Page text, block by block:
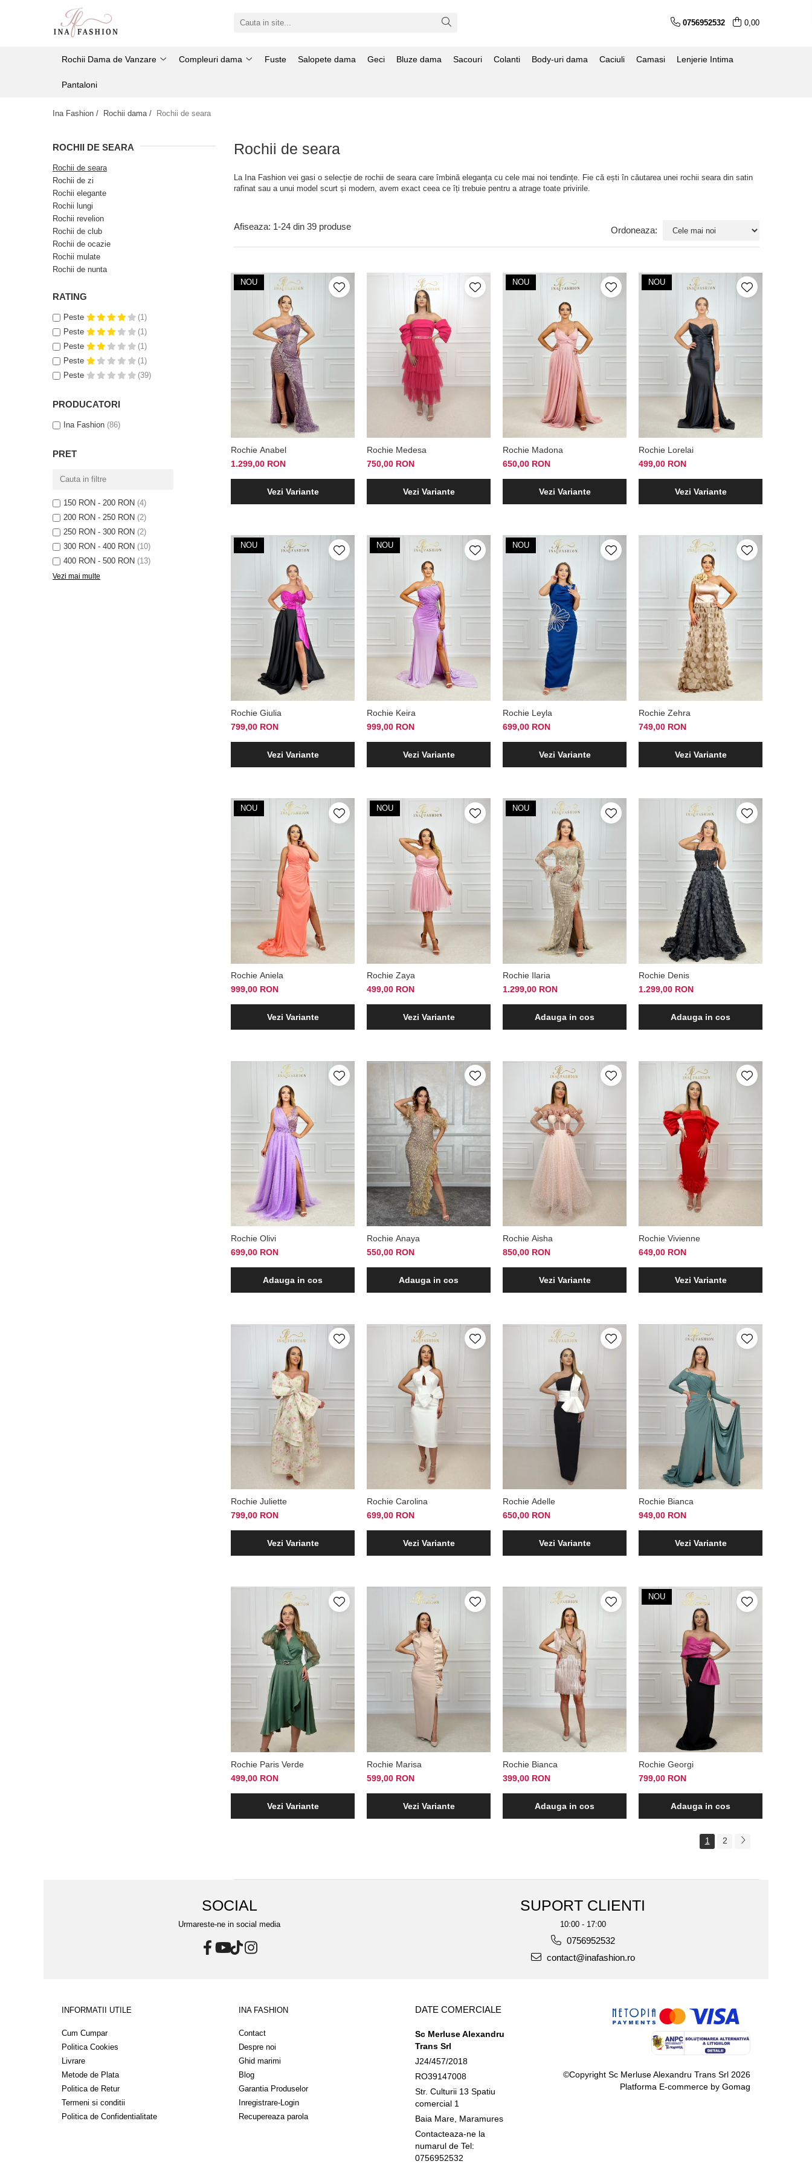
Rochii Dama de Vanzare
Rochii elegante
Rochii de seara
Rochii revelion
Rochii mulate
Rochii de club
Compleuri dama
Compleuri sport
Compleuri elegante
0756952532 0,00
Rochii Dama de Vanzare Compleuri dama Fuste Salopete dama Geci Bluze dama Sacouri Colanti Body-uri dama Caciuli Camasi Lenjerie Intima
Pantaloni
Ina Fashion / Rochii dama / Rochii de seara
Rochii de seara
La Ina Fashion vei gasi o selecție de rochii de seara care îmbină eleganța cu cele mai noi tendințe. Fie că ești în căutarea unei rochii seara din satin
rafinat sau a unui model scurt și modern, avem exact ceea ce îți trebuie pentru a atrage toate privirile.
ROCHII DE SEARA
Rochii de seara
Rochii de zi
Rochii elegante
Rochii lungi
Rochii revelion
Rochii de club
Rochii de ocazie
Rochii mulate
Rochii de nunta
RATING
Peste
(1)
Peste
(1)
Peste
(1)
Peste
(1)
Peste
(39)
PRODUCATORI
Ina Fashion (86)
PRET
150 RON - 200 RON (4)
200 RON - 250 RON (2)
250 RON - 300 RON (2)
300 RON - 400 RON (10)
400 RON - 500 RON (13)
Vezi mai multe
Afiseaza: 1-24 din 39 produse Ordoneaza:
NOU
Rochie Anabel
1.299,00 RON
Vezi Variante
Rochie Medesa
750,00 RON
Vezi Variante
NOU
Rochie Madona
650,00 RON
Vezi Variante
NOU
Rochie Lorelai
499,00 RON
Vezi Variante
NOU
Rochie Giulia
799,00 RON
Vezi Variante
NOU
Rochie Keira
999,00 RON
Vezi Variante
NOU
Rochie Leyla
699,00 RON
Vezi Variante
Rochie Zehra
749,00 RON
Vezi Variante
NOU
Rochie Aniela
999,00 RON
Vezi Variante
NOU
Rochie Zaya
499,00 RON
Vezi Variante
NOU
Rochie Ilaria
1.299,00 RON
Adauga in cos
Rochie Denis
1.299,00 RON
Adauga in cos
Rochie Olivi
699,00 RON
Adauga in cos
Rochie Anaya
550,00 RON
Adauga in cos
Rochie Aisha
850,00 RON
Vezi Variante
Rochie Vivienne
649,00 RON
Vezi Variante
Rochie Juliette
799,00 RON
Vezi Variante
Rochie Carolina
699,00 RON
Vezi Variante
Rochie Adelle
650,00 RON
Vezi Variante
Rochie Bianca
949,00 RON
Vezi Variante
Rochie Paris Verde
499,00 RON
Vezi Variante
Rochie Marisa
599,00 RON
Vezi Variante
Rochie Bianca
399,00 RON
Adauga in cos
NOU
Rochie Georgi
799,00 RON
Adauga in cos
1 2
SOCIAL
Urmareste-ne in social media
SUPORT CLIENTI
10:00 - 17:00
0756952532
contact@inafashion.ro
INFORMATII UTILE
Cum Cumpar
Politica Cookies
Livrare
Metode de Plata
Politica de Retur
Termeni si conditii
Politica de Confidentialitate
INA FASHION
Contact
Despre noi
Ghid marimi
Blog
Garantia Produselor
Inregistrare-Login
Recupereaza parola
DATE COMERCIALE
Sc Merluse Alexandru
Trans Srl
J24/457/2018
RO39147008
Str. Culturii 13 Spatiu
comercial 1
Baia Mare, Maramures
Contacteaza-ne la
numarul de Tel:
0756952532
©Copyright Sc Merluse Alexandru Trans Srl 2026
Platforma E-commerce by Gomag